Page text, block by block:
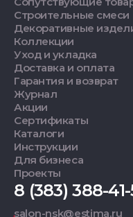
Строительные смеси
Декоративные
Коллекции
Уход и укладка
Доставка и оплата
Гарантия и возврат
Журнал
Акции
Сертификаты
Каталоги
Инструкции
Для бизнеса
Проекты
8 (383) 388-
salon-nsk@estima.ru